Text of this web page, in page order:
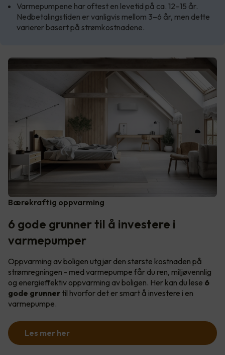
Varmepumpene har oftest en levetid på ca. 12–15 år.
Nedbetalingstiden er vanligvis mellom 3–6 år, men dette
varierer basert på strømkostnadene.
Bærekraftig oppvarming
6 gode grunner til å investere i
varmepumper
Oppvarming av boligen utgjør den største kostnaden på
strømregningen - med varmepumpe får du ren, miljøvennlig
og energieffektiv oppvarming av boligen. Her kan du lese 6
gode grunner til hvorfor det er smart å investere i en
varmepumpe.
Les mer her